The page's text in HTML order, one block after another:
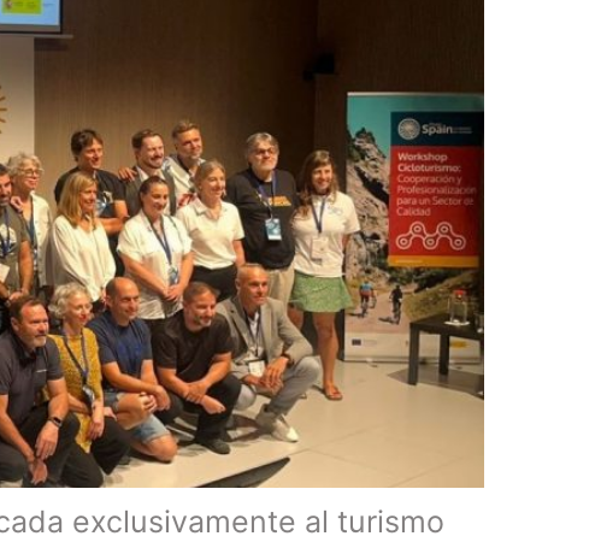
exclusivamente al turismo